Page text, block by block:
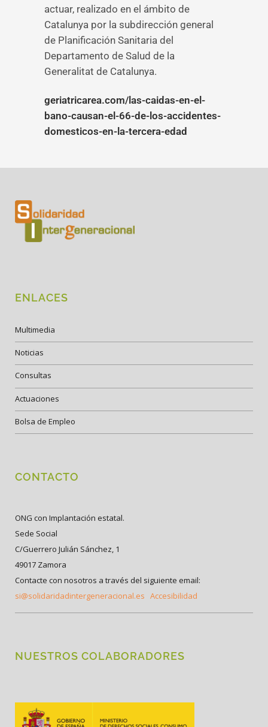
actuar, realizado en el ámbito de
Catalunya por la subdirección general
de Planificación Sanitaria del
Departamento de Salud de la
Generalitat de Catalunya.
geriatricarea.com/las-caidas-en-el-
bano-causan-el-66-de-los-accidentes-
domesticos-en-la-tercera-edad
ENLACES
Multimedia
Noticias
Consultas
Actuaciones
Bolsa de Empleo
CONTACTO
ONG con Implantación estatal.
Sede Social
C/Guerrero Julián Sánchez, 1
49017 Zamora
Contacte con nosotros a través del siguiente email:
si@solidaridadintergeneracional.es Accesibilidad
NUESTROS COLABORADORES